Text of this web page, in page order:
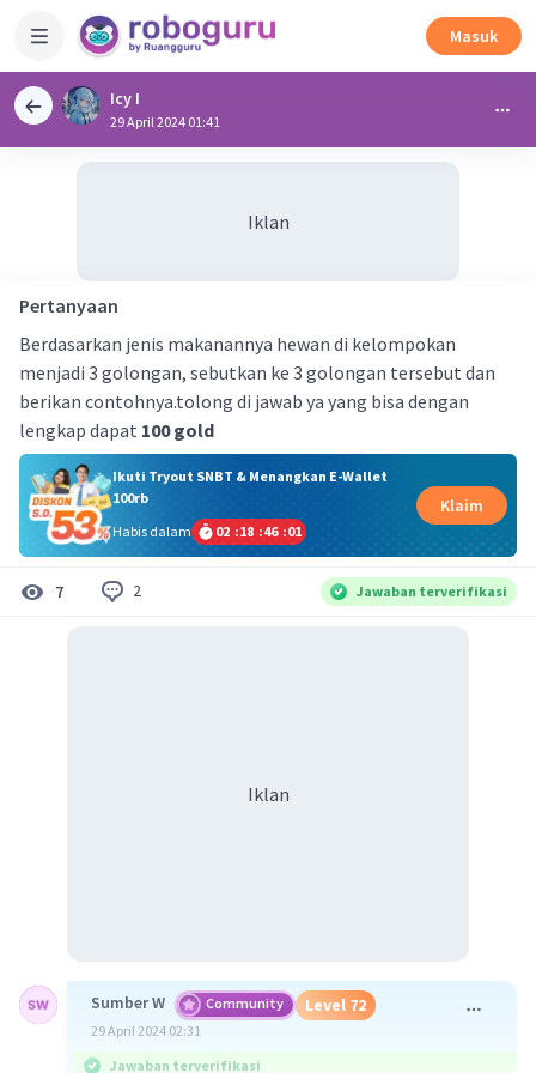
Masuk
Icy I
29 April 2024 01:41
Iklan
Pertanyaan
Berdasarkan jenis makanannya hewan di kelompokan
menjadi 3 golongan, sebutkan ke 3 golongan tersebut dan
berikan contohnya.tolong di jawab ya yang bisa dengan
lengkap dapat 100 gold
Ikuti Tryout SNBT & Menangkan E-Wallet
100rb
Habis dalam
02 :18 :46 :00
Klaim
7 2 Jawaban terverifikasi
Iklan
Sumber W Community Level 72
29 April 2024 02:31
Jawaban terverifikasi